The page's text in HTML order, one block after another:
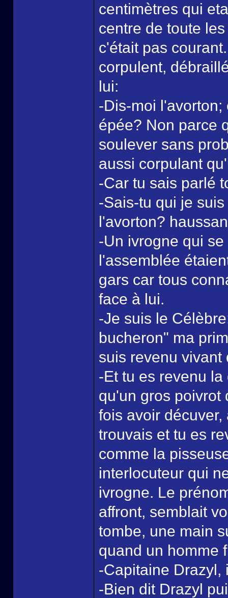
centimètres qui
centre de toute
c'était pas
corpulent,
lui:
-Dis-moi
épée? Non parce
soulever sans
aussi corpulant
-Car tu sais parlé
-Sais-tu qui je
l'avorton?
-Un ivrogne qui
l'assemblée
gars car tous
face à lui.
-Je suis le
bucheron" ma
suis revenu vivant
-Et tu es revenu
qu'un gros poivrot
fois avoir
trouvais et tu es
comme la
interlocuteur qui
ivrogne. Le
affront, semblait
tombe, une main
quand un homme
-Capitaine Drazyl,
-Bien dit Drazyl